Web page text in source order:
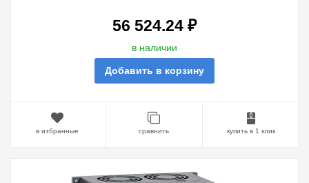
56 524.24 ₽
в наличии
Добавить в корзину
в избранные сравнить купить в 1 клик